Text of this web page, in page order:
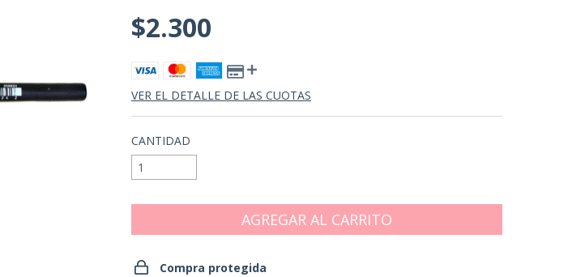
$2.300
VER EL DETALLE DE LAS CUOTAS
CANTIDAD
Compra protegida